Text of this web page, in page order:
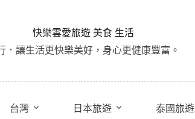
快樂雲愛旅遊 美食 生活
．讓生活更快樂美好，身心更健康豐富。
台灣 日本旅遊 泰國旅遊